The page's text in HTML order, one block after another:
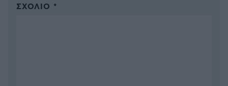
ΣΧΌΛΙΟ *